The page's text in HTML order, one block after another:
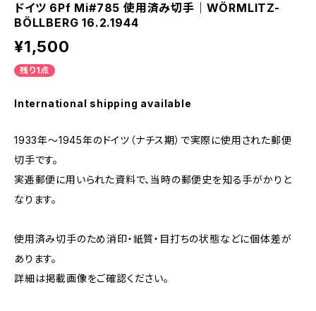
ドイツ 6Pf Mi#785 使用済み切手｜WÖRMLITZ-
BÖLLBERG 16.2.1944
¥1,500
残り1点
International shipping available
1933年～1945年のドイツ（ナチス期）で実際に使用された郵便
切手です。
実逓郵便に用いられた資料で、当時の郵便史を知る手がかりと
なります。
使用済み切手のため消印・紙質・目打ちの状態などに個体差が
あります。
詳細は掲載画像をご確認ください。